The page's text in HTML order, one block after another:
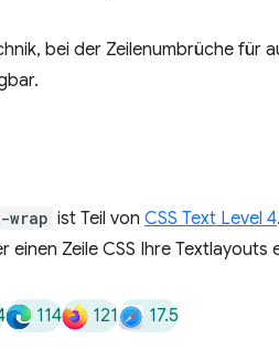
bei der Zeilenumbrüche für
ist Teil von CSS Text Level 4
einen Zeile CSS Ihre
114 121 17.5